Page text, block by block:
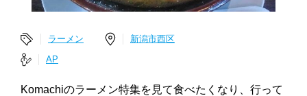
ラーメン
新潟市西区
AP
Komachiのラーメン特集を見て食べたくなり、行って